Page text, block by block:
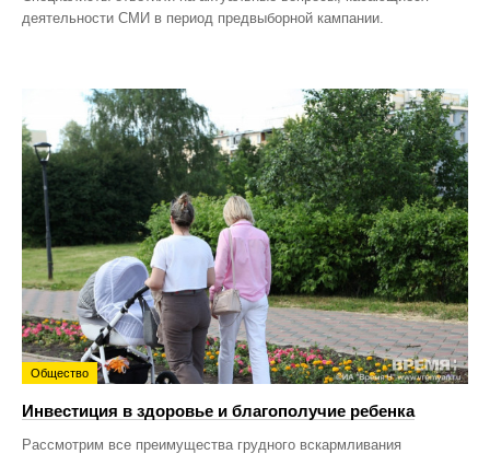
деятельности СМИ в период предвыборной кампании.
Общество
Инвестиция в здоровье и благополучие ребенка
Рассмотрим все преимущества грудного вскармливания